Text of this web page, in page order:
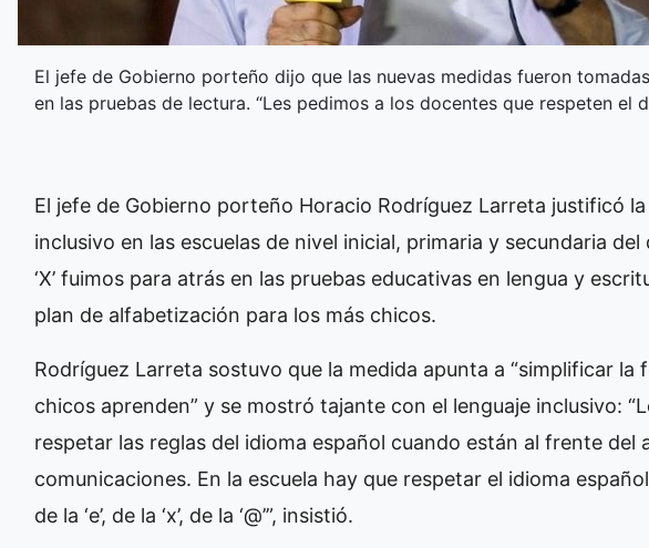
El jefe de Gobierno porteño dijo que las nuevas medidas fueron
en las pruebas de lectura. “Les pedimos a los docentes que respeten el
El jefe de Gobierno porteño Horacio Rodríguez Larreta justificó
inclusivo en las escuelas de nivel inicial, primaria y secundaria del
‘X’ fuimos para atrás en las pruebas educativas en lengua y
plan de alfabetización para los más chicos.
Rodríguez Larreta sostuvo que la medida apunta a “simplificar la
chicos aprenden” y se mostró tajante con el lenguaje inclusivo:
respetar las reglas del idioma español cuando están al frente del
comunicaciones. En la escuela hay que respetar el idioma
de la ‘e’, de la ‘x’, de la ‘@’”, insistió.